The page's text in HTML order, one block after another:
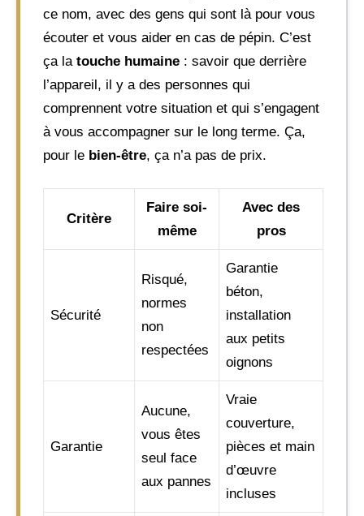
ce nom, avec des gens qui sont là pour vous
écouter et vous aider en cas de pépin. C’est
ça la touche humaine : savoir que derrière
l’appareil, il y a des personnes qui
comprennent votre situation et qui s’engagent
à vous accompagner sur le long terme. Ça,
pour le bien-être, ça n’a pas de prix.
Critère
Faire soi-
même
Avec des
pros
Sécurité
Risqué,
normes
non
respectées
Garantie
béton,
installation
aux petits
oignons
Garantie
Aucune,
vous êtes
seul face
aux pannes
Vraie
couverture,
pièces et main
d’œuvre
incluses